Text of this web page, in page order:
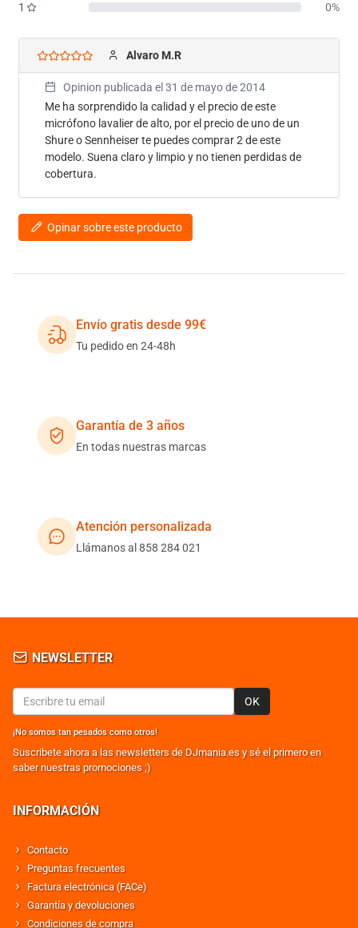
1
0%
Alvaro M.R
Opinion publicada el 31 de mayo de 2014
Me ha sorprendido la calidad y el precio de este
micrófono lavalier de alto, por el precio de uno de un
Shure o Sennheiser te puedes comprar 2 de este
modelo. Suena claro y limpio y no tienen perdidas de
cobertura.
Opinar sobre este producto
Envío gratis desde 99€
Tu pedido en 24-48h
Garantía de 3 años
En todas nuestras marcas
Atención personalizada
Llámanos al 858 284 021
NEWSLETTER
OK
¡No somos tan pesados como otros!
Suscribete ahora a las newsletters de DJmania.es y sé el primero en
saber nuestras promociones ;)
INFORMACIÓN
Contacto
Preguntas frecuentes
Factura electrónica (FACe)
Garantía y devoluciones
Condiciones de compra